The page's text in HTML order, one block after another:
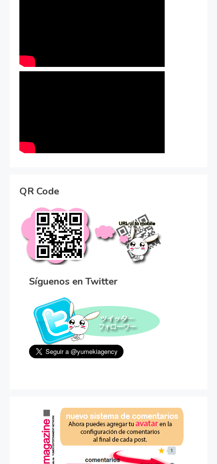
QR Code
Síguenos en Twitter